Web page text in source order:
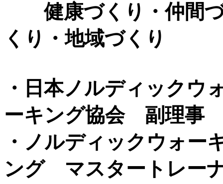
健康づくり・仲間
くり・地域づくり
・日本ノルディックウ
ーキング協会 副理事
・ノルディックウォー
ング マスタートレー